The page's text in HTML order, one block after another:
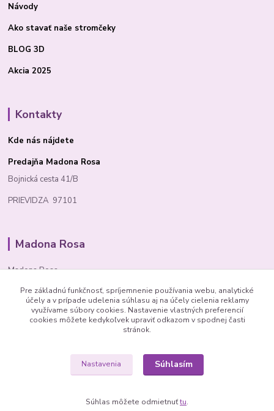
Návody
Ako stavať naše stromčeky
BLOG 3D
Akcia 2025
Kontakty
Kde nás nájdete
Predajňa Madona Rosa
Bojnická cesta 41/B
PRIEVIDZA 97101
Madona Rosa
Madona Rosa
Richard
+421 905 276 211
© 1992 Madona Rosa Company
Pre základnú funkčnosť, spríjemnenie používania webu, analytické
účely a v prípade udelenia súhlasu aj na účely cielenia reklamy
využívame súbory cookies. Nastavenie vlastných preferencií
cookies môžete kedykoľvek upraviť odkazom v spodnej časti
stránok.
Nastavenia Súhlasím
Súhlas môžete odmietnuťtu.